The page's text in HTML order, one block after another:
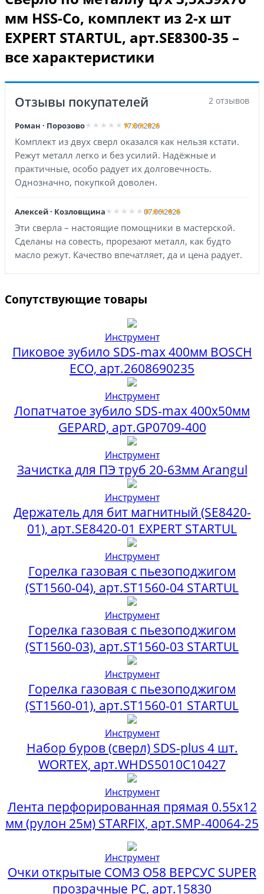
мм HSS-Co, комплект из 2-х шт
EXPERT STARTUL, арт.SE8300-35 –
все характеристики
Отзывы покупателей 2 отзывов
Роман · Порозово 17.06.2026
Комплект из двух сверл оказался как нельзя кстати.
Режут металл легко и без усилий. Надёжные и
практичные, особо радует их долговечность.
Однозначно, покупкой доволен.
Алексей · Козловщина 07.06.2026
Эти сверла – настоящие помощники в мастерской.
Сделаны на совесть, прорезают металл, как будто
масло режут. Качество впечатляет, да и цена радует.
Сопутствующие товары
Инструмент
Пиковое зубило SDS-max 400мм BOSCH
ECO, арт.2608690235
Инструмент
Лопатчатое зубило SDS-max 400х50мм
GEPARD, арт.GP0709-400
Инструмент
Зачистка для ПЭ труб 20-63мм Arangul
Инструмент
Держатель для бит магнитный (SE8420-
01), арт.SE8420-01 EXPERT STARTUL
Инструмент
Горелка газовая с пьезоподжигом
(ST1560-04), арт.ST1560-04 STARTUL
Инструмент
Горелка газовая с пьезоподжигом
(ST1560-03), арт.ST1560-03 STARTUL
Инструмент
Горелка газовая с пьезоподжигом
(ST1560-01), арт.ST1560-01 STARTUL
Инструмент
Набор буров (сверл) SDS-plus 4 шт.
WORTEX, арт.WHDS5010C10427
Инструмент
Лента перфорированная прямая 0.55х12
мм (рулон 25м) STARFIX, арт.SMP-40064-25
Инструмент
Очки открытые СОМЗ О58 ВЕРСУС SUPER
прозрачные PC, арт.15830